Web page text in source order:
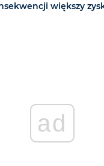
większy
ad